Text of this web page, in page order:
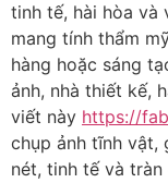
tinh tế, hài hòa và
mang tính thẩm
hàng hoặc sáng
ảnh, nhà thiết kế,
viết này https://
chụp ảnh tĩnh vật,
nét, tinh tế và